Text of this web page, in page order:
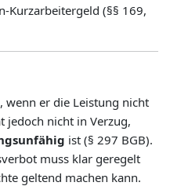
Kurzarbeitergeld (§§ 169,
wenn er die Leistung nicht
jedoch nicht in Verzug,
ist (§ 297 BGB).
muss klar geregelt
geltend machen kann.